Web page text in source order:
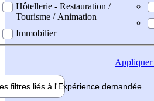
Hôtellerie - Restauration /
Tourisme / Animation
Immobilier
Appliquer
filtres liés à l'Expérience demandée